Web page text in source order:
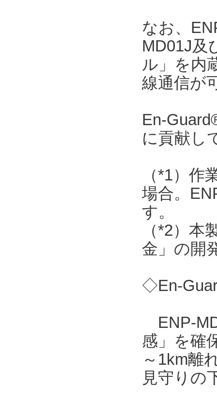
なお、
MD01J及
ル」を内
線通信が
En-
に貢献し
（*1）
場合。
す。
（*2）
金」の開
◇En-
ENP-
感」を確
～1km離
見守りの